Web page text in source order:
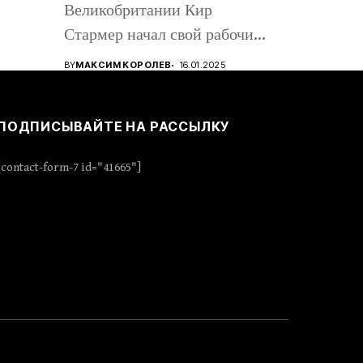
Великобритании Кир
Стармер начал свой рабочий
визит в Киев, вместе с...
BYМАКСИМ КОРОЛЕВ 16.01.2025
НА РАССЫЛКУ
[contact-form-7 id="41665"]